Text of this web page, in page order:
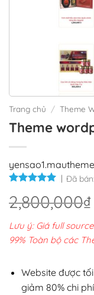
Trang chủ / Theme
Theme
Đã bán:
2,800,000₫
Lưu ý: Giá full
99% Toàn bộ các
Website được
giảm 80% chi